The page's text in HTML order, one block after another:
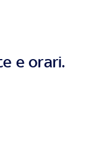
e orari.